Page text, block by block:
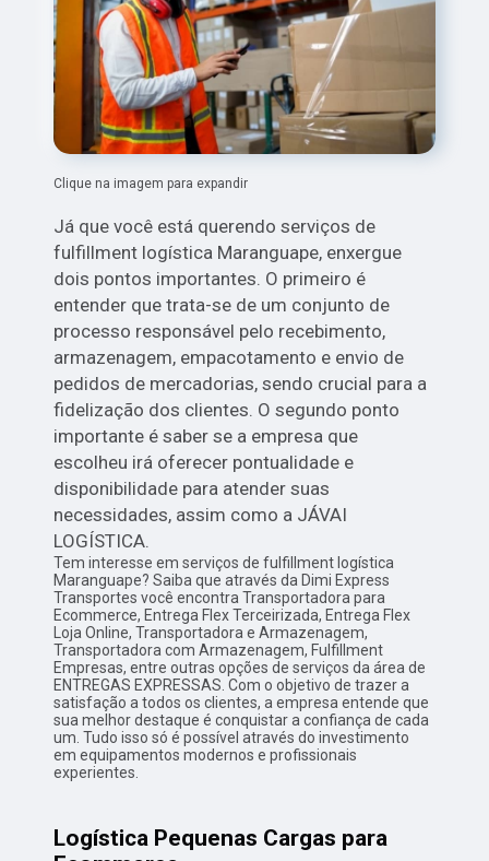
Clique na imagem para expandir
Já que você está querendo serviços de
fulfillment logística Maranguape, enxergue
dois pontos importantes. O primeiro é
entender que trata-se de um conjunto de
processo responsável pelo recebimento,
armazenagem, empacotamento e envio de
pedidos de mercadorias, sendo crucial para a
fidelização dos clientes. O segundo ponto
importante é saber se a empresa que
escolheu irá oferecer pontualidade e
disponibilidade para atender suas
necessidades, assim como a JÁVAI
LOGÍSTICA.
Tem interesse em serviços de fulfillment logística
Maranguape? Saiba que através da Dimi Express
Transportes você encontra Transportadora para
Ecommerce, Entrega Flex Terceirizada, Entrega Flex
Loja Online, Transportadora e Armazenagem,
Transportadora com Armazenagem, Fulfillment
Empresas, entre outras opções de serviços da área de
ENTREGAS EXPRESSAS. Com o objetivo de trazer a
satisfação a todos os clientes, a empresa entende que
sua melhor destaque é conquistar a confiança de cada
um. Tudo isso só é possível através do investimento
em equipamentos modernos e profissionais
experientes.
Logística Pequenas Cargas para